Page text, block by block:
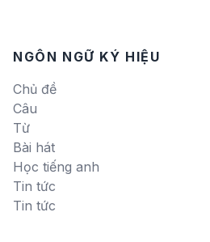
NGÔN NGỮ KÝ HIỆU
Chủ đề
Câu
Từ
Bài hát
Học tiếng anh
Tin tức
Tin tức